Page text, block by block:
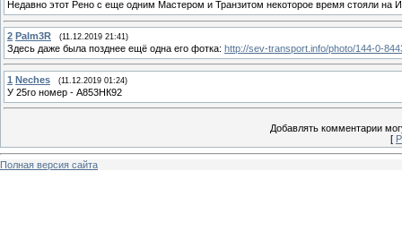
Недавно этот Рено с еще одним Мастером и Транзитом некоторое время стояли на
2 Palm3R (11.12.2019 21:41)
Здесь даже была позднее ещё одна его фотка: http://sev-transport.info/photo/144-0-
1 Neches (11.12.2019 01:24)
У 25го номер - А853НК92
Добавлять комментарии
[
Полная версия сайта